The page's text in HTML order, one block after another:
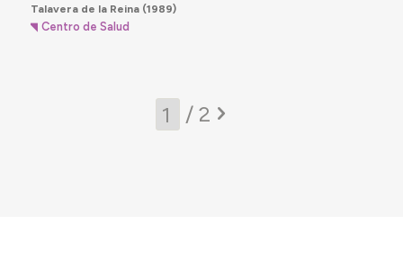
Talavera de la Reina(1989)
Centro de Salud
/ 2